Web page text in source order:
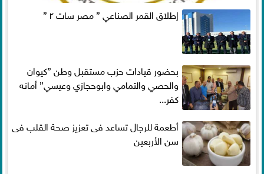
إطلاق القمر الصناعي ” مصر سات ٢ ”
بحضور قيادات حزب مستقبل وطن ”كيوان
والحصي والتمامي وابوحجازي وعيسي” أمانه
كفر...
أطعمة للرجال تساعد فى تعزيز صحة القلب فى
سن الأربعين